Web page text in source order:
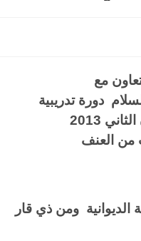
مع
دورة تدريبية
من العنف
ومن ذي قار